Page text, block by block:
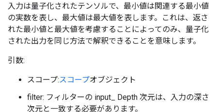
入力は量子化されたテンソルで、最小値は関連する最小値
の実数を表し、最大値は最大値を表します。これは、返さ
れた最小値と最大値を考慮することによってのみ、量子化
された出力を同じ方法で解釈できることを意味します。
引数:
スコープ:スコープオブジェクト
filter: フィルターの input_ Depth 次元は、入力の深さ
次元と一致する必要があります。